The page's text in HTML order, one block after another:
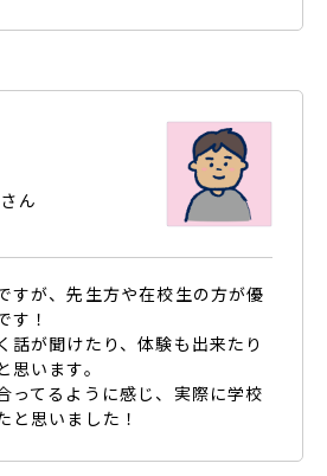
ん
すが、先生方や在校生の方が優
す！
話が聞けたり、体験も出来たり
思います。
ってるように感じ、実際に学校
と思いました！